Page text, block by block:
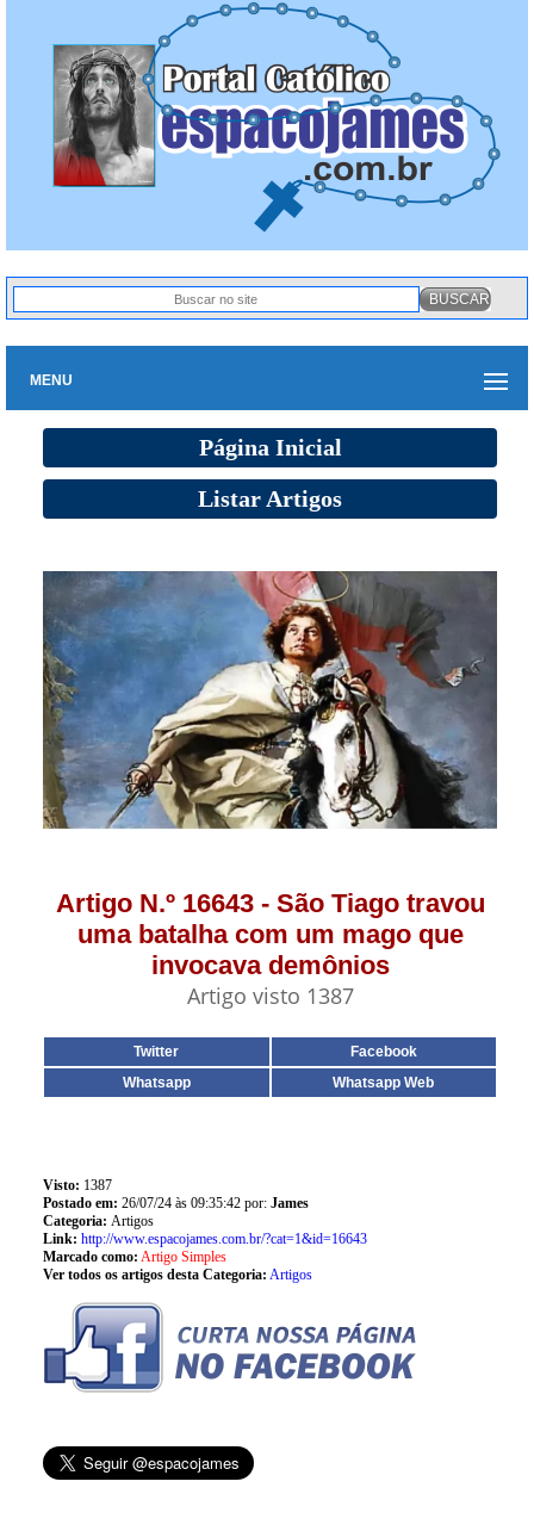
MENU
Página Inicial
Listar Artigos
Artigo N.º 16643 - São Tiago travou
uma batalha com um mago que
invocava demônios
Artigo visto 1387
Twitter
Facebook
Whatsapp
Whatsapp Web
Visto: 1387
Postado em: 26/07/24 às 09:35:42 por: James
Categoria: Artigos
Link: http://www.espacojames.com.br/?cat=1&id=16643
Marcado como: Artigo Simples
Ver todos os artigos desta Categoria: Artigos